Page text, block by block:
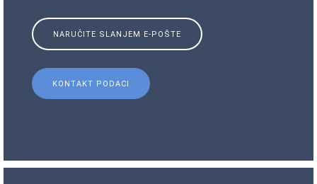
NARUČITE SLANJEM E-POŠTE
KONTAKT PODACI